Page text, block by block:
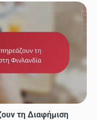
τη Διαφήμιση